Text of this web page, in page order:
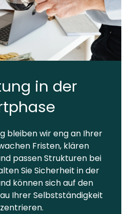
in der
bleiben wir eng an Ihrer
Fristen, klären
passen Strukturen bei
Sie Sicherheit in der
können sich auf den
Ihrer Selbstständigkeit